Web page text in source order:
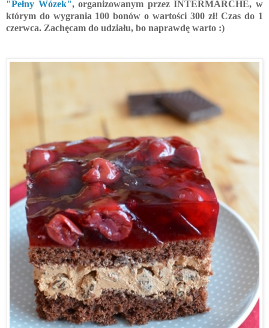
"Pełny Wózek", organizowanym przez INTERMARCHE, w
którym do wygrania 100 bonów o wartości 300 zł! Czas do 1
czerwca. Zachęcam do udziału, bo naprawdę warto :)